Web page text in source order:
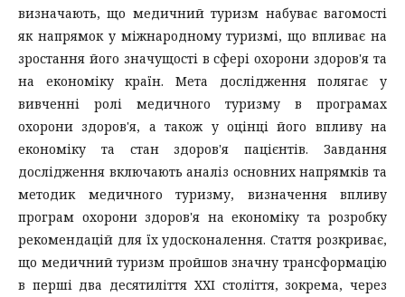
визначають, що медичний туризм набуває вагомості
як напрямок у міжнародному туризмі, що впливає на
зростання його значущості в сфері охорони здоров'я та
на економіку країн. Мета дослідження полягає у
вивченні ролі медичного туризму в програмах
охорони здоров'я, а також у оцінці його впливу на
економіку та стан здоров'я пацієнтів. Завдання
дослідження включають аналіз основних напрямків та
методик медичного туризму, визначення впливу
програм охорони здоров'я на економіку та розробку
рекомендацій для їх удосконалення. Стаття розкриває,
що медичний туризм пройшов значну трансформацію
в перші два десятиліття XXI століття, зокрема, через